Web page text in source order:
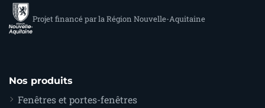
Projet financé par la Région Nouvelle-Aquitaine
Nos produits
Fenêtres et portes-fenêtres